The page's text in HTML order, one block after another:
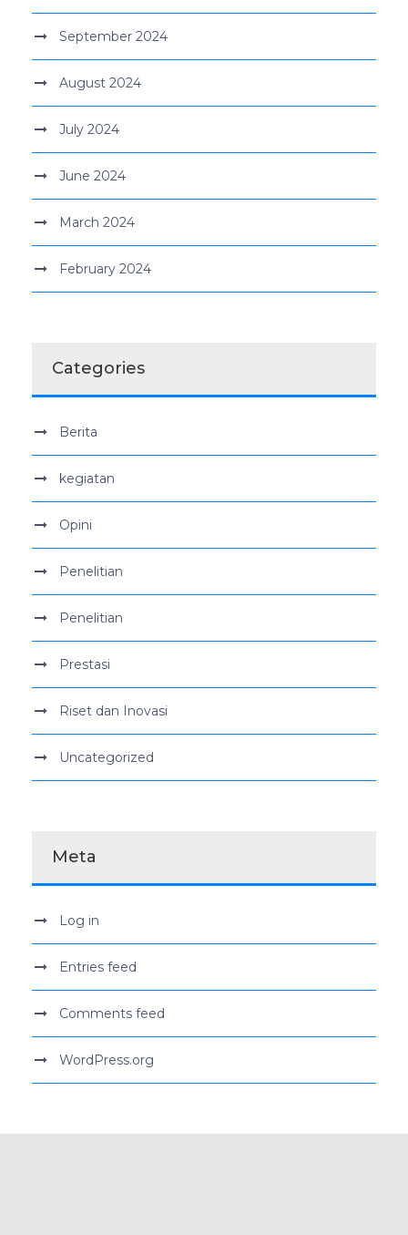
September 2024
August 2024
July 2024
June 2024
March 2024
February 2024
Categories
Berita
kegiatan
Opini
Penelitian
Penelitian
Prestasi
Riset dan Inovasi
Uncategorized
Meta
Log in
Entries feed
Comments feed
WordPress.org